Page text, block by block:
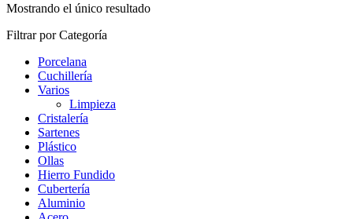
Mostrando el único resultado
Filtrar por Categoría
Porcelana
Cuchillería
Varios
Limpieza
Cristalería
Sartenes
Plástico
Ollas
Hierro Fundido
Cubertería
Aluminio